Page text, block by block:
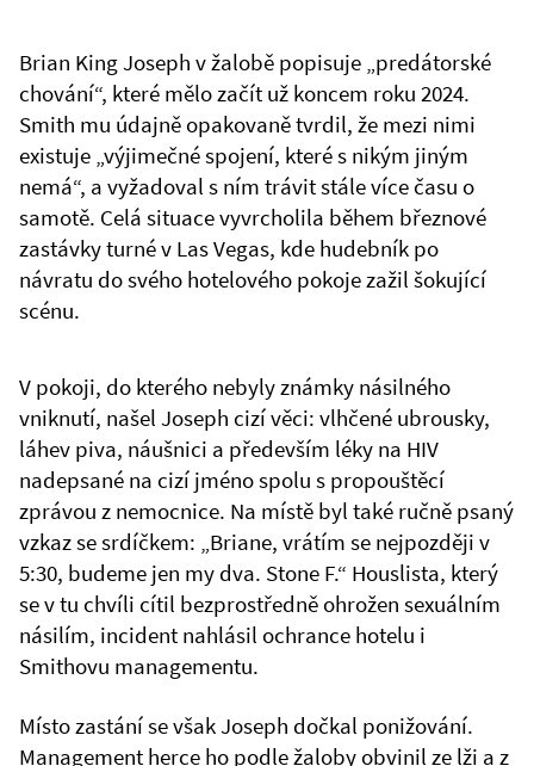
Brian King Joseph v žalobě popisuje „predátorské
chování“, které mělo začít už koncem roku 2024.
Smith mu údajně opakovaně tvrdil, že mezi nimi
existuje „výjimečné spojení, které s nikým jiným
nemá“, a vyžadoval s ním trávit stále více času o
samotě. Celá situace vyvrcholila během březnové
zastávky turné v Las Vegas, kde hudebník po
návratu do svého hotelového pokoje zažil šokující
scénu.
V pokoji, do kterého nebyly známky násilného
vniknutí, našel Joseph cizí věci: vlhčené ubrousky,
láhev piva, náušnici a především léky na HIV
nadepsané na cizí jméno spolu s propouštěcí
zprávou z nemocnice. Na místě byl také ručně psaný
vzkaz se srdíčkem: „Briane, vrátím se nejpozději v
5:30, budeme jen my dva. Stone F.“ Houslista, který
se v tu chvíli cítil bezprostředně ohrožen sexuálním
násilím, incident nahlásil ochrance hotelu i
Smithovu managementu.
Místo zastání se však Joseph dočkal ponižování.
Management herce ho podle žaloby obvinil ze lži a z